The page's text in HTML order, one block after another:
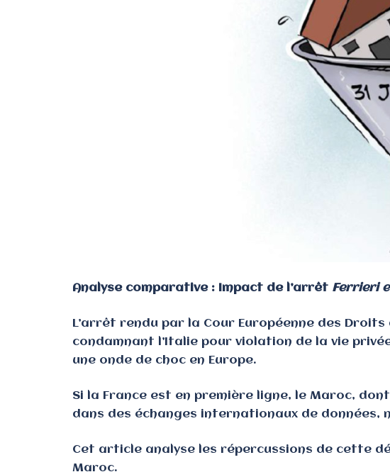
Analyse comparative : Impact de l’arrêt Ferrieri
L’arrêt rendu par la Cour Européenne des Droits
condamnant l’Italie pour violation de la vie
une onde de choc en Europe.
Si la France est en première ligne, le Maroc,
dans des échanges internationaux de
Cet article analyse les répercussions de cette
Maroc.